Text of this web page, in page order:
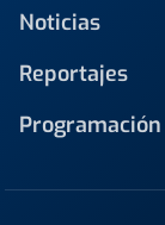
Noticias
Reportajes
Programación